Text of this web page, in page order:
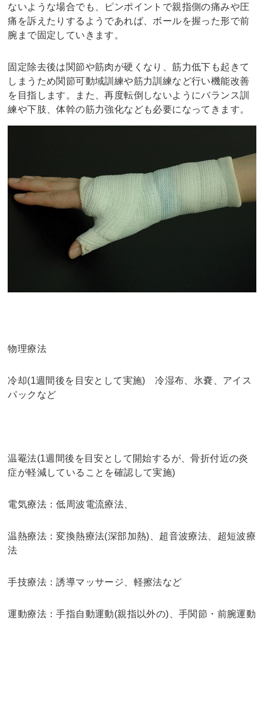
ないような場合でも、ピンポイントで親指側の痛みや圧
痛を訴えたりするようであれば、ボールを握った形で前
腕まで固定していきます。
固定除去後は関節や筋肉が硬くなり、筋力低下も起きて
しまうため関節可動域訓練や筋力訓練など行い機能改善
を目指します。また、再度転倒しないようにバランス訓
練や下肢、体幹の筋力強化なども必要になってきます。
物理療法
冷却(1週間後を目安として実施) 冷湿布、氷嚢、アイス
パックなど
温罨法(1週間後を目安として開始するが、骨折付近の炎
症が軽減していることを確認して実施)
電気療法：低周波電流療法、
温熱療法：変換熱療法(深部加熱)、超音波療法、超短波療
法
手技療法：誘導マッサージ、軽擦法など
運動療法：手指自動運動(親指以外の)、手関節・前腕運動